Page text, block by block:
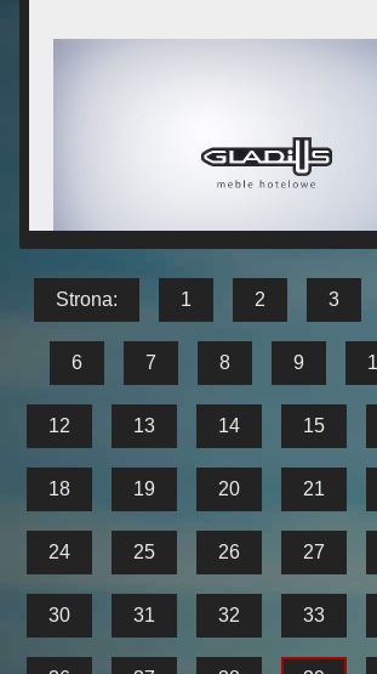
Strona: 1 2 3
6 7 8 9
12 13 14 15
18 19 20 21
24 25 26 27
30 31 32 33